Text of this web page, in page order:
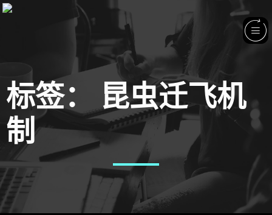
标签： 昆虫迁飞机
制